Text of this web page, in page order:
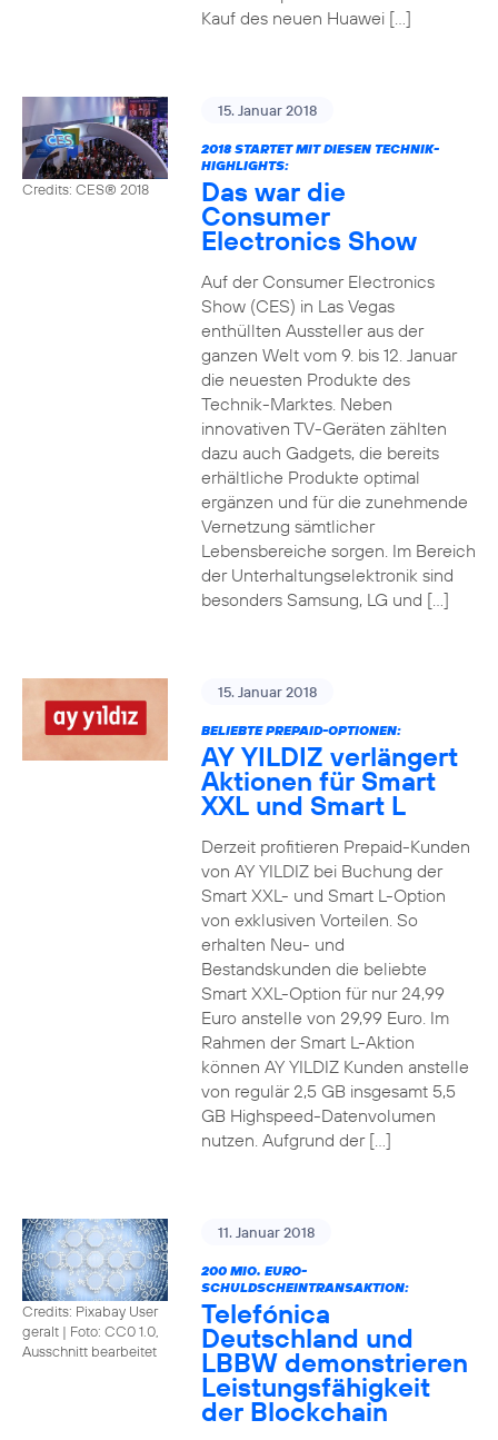
Kauf des neuen Huawei […]
Credits: CES® 2018
15. Januar 2018
2018 STARTET MIT DIESEN TECHNIK-
HIGHLIGHTS:
Das war die
Consumer
Electronics Show
Auf der Consumer Electronics
Show (CES) in Las Vegas
enthüllten Aussteller aus der
ganzen Welt vom 9. bis 12. Januar
die neuesten Produkte des
Technik-Marktes. Neben
innovativen TV-Geräten zählten
dazu auch Gadgets, die bereits
erhältliche Produkte optimal
ergänzen und für die zunehmende
Vernetzung sämtlicher
Lebensbereiche sorgen. Im Bereich
der Unterhaltungselektronik sind
besonders Samsung, LG und […]
15. Januar 2018
BELIEBTE PREPAID-OPTIONEN:
AY YILDIZ verlängert
Aktionen für Smart
XXL und Smart L
Derzeit profitieren Prepaid-Kunden
von AY YILDIZ bei Buchung der
Smart XXL- und Smart L-Option
von exklusiven Vorteilen. So
erhalten Neu- und
Bestandskunden die beliebte
Smart XXL-Option für nur 24,99
Euro anstelle von 29,99 Euro. Im
Rahmen der Smart L-Aktion
können AY YILDIZ Kunden anstelle
von regulär 2,5 GB insgesamt 5,5
GB Highspeed-Datenvolumen
nutzen. Aufgrund der […]
Credits: Pixabay User
geralt | Foto: CC0 1.0,
Ausschnitt bearbeitet
11. Januar 2018
200 MIO. EURO-
SCHULDSCHEINTRANSAKTION:
Telefónica
Deutschland und
LBBW demonstrieren
Leistungsfähigkeit
der Blockchain